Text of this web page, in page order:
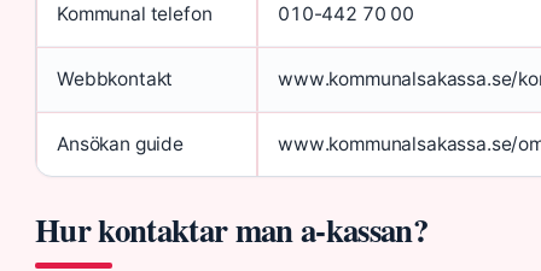
Kommunal telefon 010-442 70 00
Webbkontakt www.kommunalsakassa.se/
Ansökan guide www.kommunalsakassa.se/
Hur kontaktar man a-kassan?